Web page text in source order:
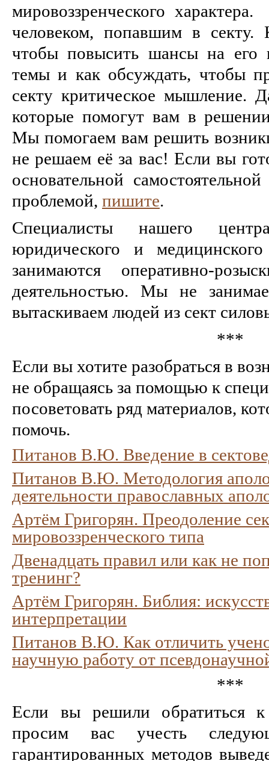
мировоззренческого
человеком, попавшим в
чтобы повысить шансы на его
темы и как обсуждать, чтобы
секту критическое мышление.
которые помогут вам в
Мы помогаем вам решить
не решаем её за вас! Если вы
основательной
проблемой, пишите.
Специалисты нашего
юридического и
занимаются оперативно-
деятельностью. Мы не
вытаскиваем людей из сект
***
Если вы хотите разобраться в
не обращаясь за помощью к
посоветовать ряд материалов,
помочь.
Питанов В.Ю. Введение в
Питанов В.Ю. Методология
деятельности православных
Артём Григорян. Преодоление
мировоззренческого типа
Двенадцать правил или как не
тренинг?
Артём Григорян. Библия:
интерпретации
Питанов В.Ю. Как отличить
научную работу от
***
Если вы решили обратиться
просим вас учесть
гарантированных методов